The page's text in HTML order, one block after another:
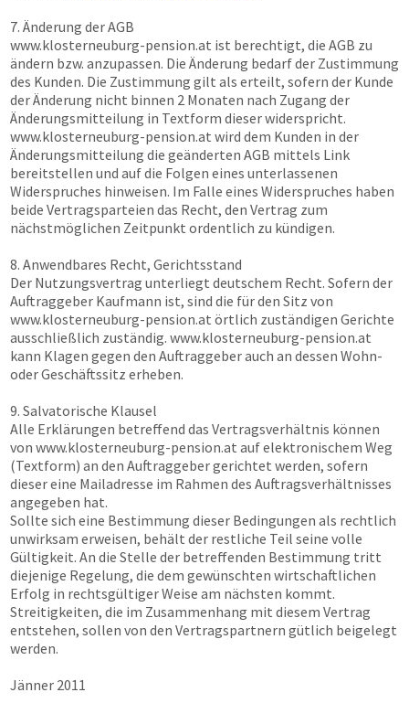
7. Änderung der AGB
www.klosterneuburg-pension.at ist berechtigt, die AGB zu
ändern bzw. anzupassen. Die Änderung bedarf der Zustimmung
des Kunden. Die Zustimmung gilt als erteilt, sofern der Kunde
der Änderung nicht binnen 2 Monaten nach Zugang der
Änderungsmitteilung in Textform dieser widerspricht.
www.klosterneuburg-pension.at wird dem Kunden in der
Änderungsmitteilung die geänderten AGB mittels Link
bereitstellen und auf die Folgen eines unterlassenen
Widerspruches hinweisen. Im Falle eines Widerspruches haben
beide Vertragsparteien das Recht, den Vertrag zum
nächstmöglichen Zeitpunkt ordentlich zu kündigen.
8. Anwendbares Recht, Gerichtsstand
Der Nutzungsvertrag unterliegt deutschem Recht. Sofern der
Auftraggeber Kaufmann ist, sind die für den Sitz von
www.klosterneuburg-pension.at örtlich zuständigen Gerichte
ausschließlich zuständig. www.klosterneuburg-pension.at
kann Klagen gegen den Auftraggeber auch an dessen Wohn-
oder Geschäftssitz erheben.
9. Salvatorische Klausel
Alle Erklärungen betreffend das Vertragsverhältnis können
von www.klosterneuburg-pension.at auf elektronischem Weg
(Textform) an den Auftraggeber gerichtet werden, sofern
dieser eine Mailadresse im Rahmen des Auftragsverhältnisses
angegeben hat.
Sollte sich eine Bestimmung dieser Bedingungen als rechtlich
unwirksam erweisen, behält der restliche Teil seine volle
Gültigkeit. An die Stelle der betreffenden Bestimmung tritt
diejenige Regelung, die dem gewünschten wirtschaftlichen
Erfolg in rechtsgültiger Weise am nächsten kommt.
Streitigkeiten, die im Zusammenhang mit diesem Vertrag
entstehen, sollen von den Vertragspartnern gütlich beigelegt
werden.
Jänner 2011